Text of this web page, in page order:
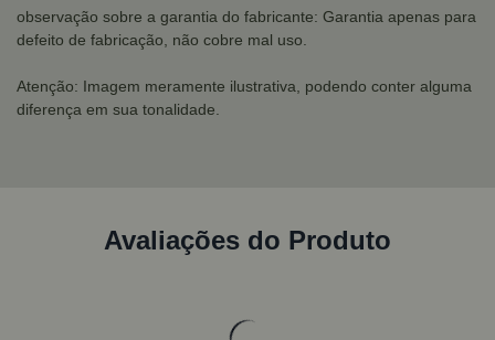
observação sobre a garantia do fabricante: Garantia apenas para
defeito de fabricação, não cobre mal uso.
Atenção: Imagem meramente ilustrativa, podendo conter alguma
diferença em sua tonalidade.
Avaliações do Produto